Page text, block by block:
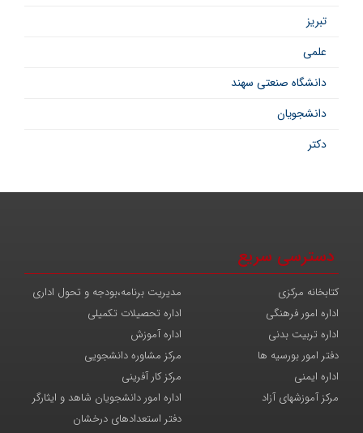
تبریز
علمی
دانشگاه صنعتی سهند
دانشجویان
دکتر
دسترسی سریع
مدیریت برنامه،بودجه و تحول اداری
کتابخانه مرکزی
اداره تحصیلات تکمیلی
اداره امور فرهنگی
اداره آموزش
اداره تربیت بدنی
مرکز مشاوره دانشجویی
دفتر امور بورسیه ها
مرکز کار آفرینی
اداره ایمنی
اداره امور دانشجویان شاهد و ایثارگر
مرکز آموزشهای آزاد
دفتر استعدادهای درخشان